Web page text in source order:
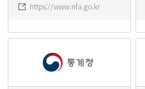
https://www.nfa.go.kr